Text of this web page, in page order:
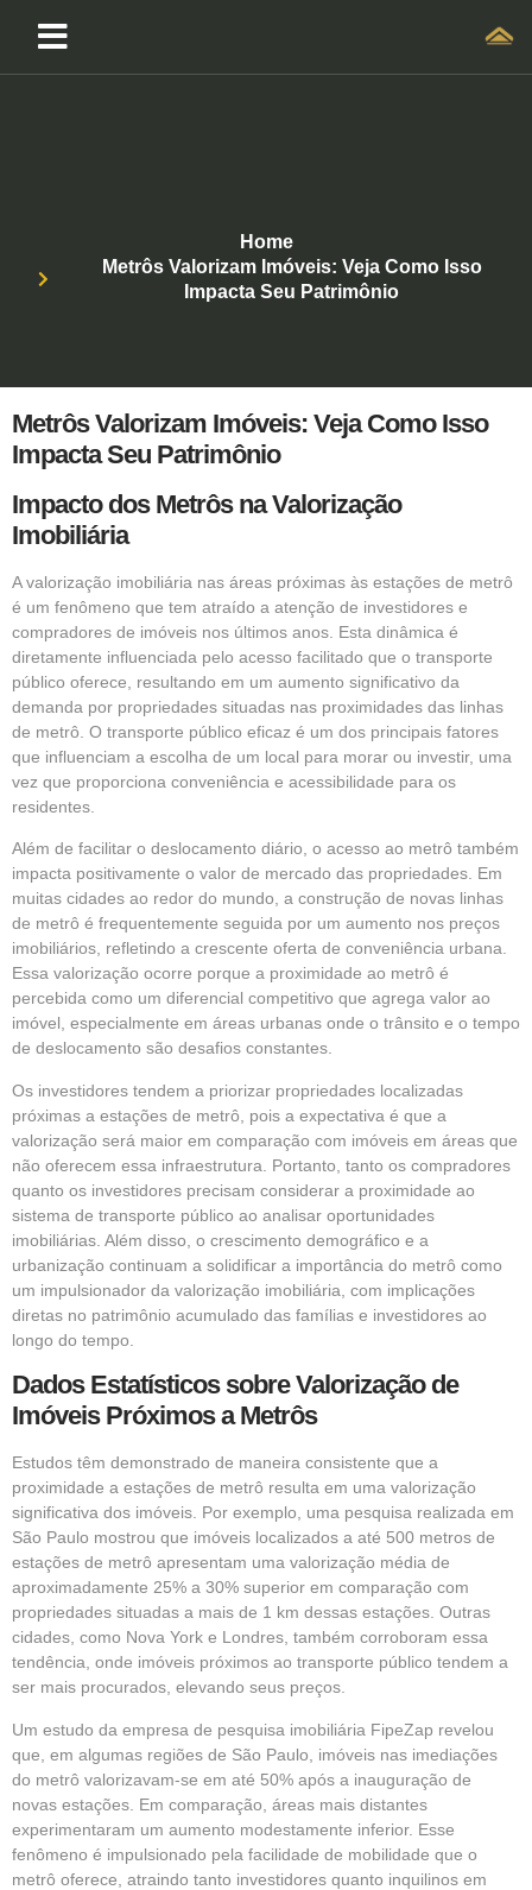
Home
Metrôs Valorizam Imóveis: Veja Como Isso
Impacta Seu Patrimônio
Metrôs Valorizam Imóveis: Veja Como Isso
Impacta Seu Patrimônio
Impacto dos Metrôs na Valorização
Imobiliária
A valorização imobiliária nas áreas próximas às estações de metrô
é um fenômeno que tem atraído a atenção de investidores e
compradores de imóveis nos últimos anos. Esta dinâmica é
diretamente influenciada pelo acesso facilitado que o transporte
público oferece, resultando em um aumento significativo da
demanda por propriedades situadas nas proximidades das linhas
de metrô. O transporte público eficaz é um dos principais fatores
que influenciam a escolha de um local para morar ou investir, uma
vez que proporciona conveniência e acessibilidade para os
residentes.
Além de facilitar o deslocamento diário, o acesso ao metrô também
impacta positivamente o valor de mercado das propriedades. Em
muitas cidades ao redor do mundo, a construção de novas linhas
de metrô é frequentemente seguida por um aumento nos preços
imobiliários, refletindo a crescente oferta de conveniência urbana.
Essa valorização ocorre porque a proximidade ao metrô é
percebida como um diferencial competitivo que agrega valor ao
imóvel, especialmente em áreas urbanas onde o trânsito e o tempo
de deslocamento são desafios constantes.
Os investidores tendem a priorizar propriedades localizadas
próximas a estações de metrô, pois a expectativa é que a
valorização será maior em comparação com imóveis em áreas que
não oferecem essa infraestrutura. Portanto, tanto os compradores
quanto os investidores precisam considerar a proximidade ao
sistema de transporte público ao analisar oportunidades
imobiliárias. Além disso, o crescimento demográfico e a
urbanização continuam a solidificar a importância do metrô como
um impulsionador da valorização imobiliária, com implicações
diretas no patrimônio acumulado das famílias e investidores ao
longo do tempo.
Dados Estatísticos sobre Valorização de
Imóveis Próximos a Metrôs
Estudos têm demonstrado de maneira consistente que a
proximidade a estações de metrô resulta em uma valorização
significativa dos imóveis. Por exemplo, uma pesquisa realizada em
São Paulo mostrou que imóveis localizados a até 500 metros de
estações de metrô apresentam uma valorização média de
aproximadamente 25% a 30% superior em comparação com
propriedades situadas a mais de 1 km dessas estações. Outras
cidades, como Nova York e Londres, também corroboram essa
tendência, onde imóveis próximos ao transporte público tendem a
ser mais procurados, elevando seus preços.
Um estudo da empresa de pesquisa imobiliária FipeZap revelou
que, em algumas regiões de São Paulo, imóveis nas imediações
do metrô valorizavam-se em até 50% após a inauguração de
novas estações. Em comparação, áreas mais distantes
experimentaram um aumento modestamente inferior. Esse
fenômeno é impulsionado pela facilidade de mobilidade que o
metrô oferece, atraindo tanto investidores quanto inquilinos em